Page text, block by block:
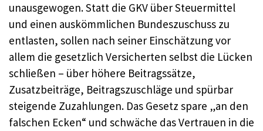
unausgewogen. Statt die GKV über Steuermittel
und einen auskömmlichen Bundeszuschuss zu
entlasten, sollen nach seiner Einschätzung vor
allem die gesetzlich Versicherten selbst die Lücken
schließen – über höhere Beitragssätze,
Zusatzbeiträge, Beitragszuschläge und spürbar
steigende Zuzahlungen. Das Gesetz spare „an den
falschen Ecken“ und schwäche das Vertrauen in die